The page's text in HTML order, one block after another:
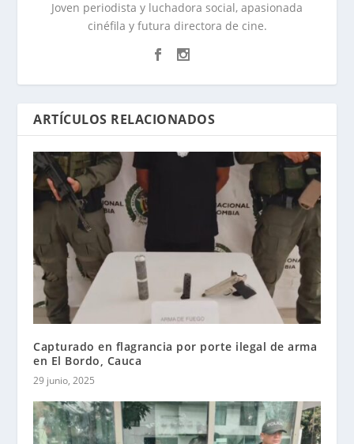
Joven periodista y luchadora social, apasionada
cinéfila y futura directora de cine.
ARTÍCULOS RELACIONADOS
Capturado en flagrancia por porte ilegal de arma
en El Bordo, Cauca
29 junio, 2025